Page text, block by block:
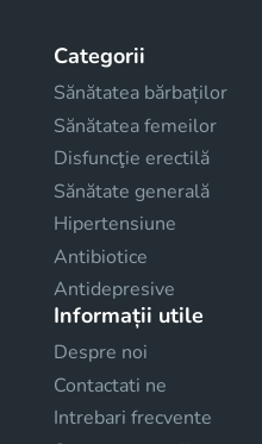
Categorii
Sănătatea bărbaților
Sănătatea femeilor
Disfuncţie erectilă
Sănătate generală
Hipertensiune
Antibiotice
Antidepresive
Informații utile
Despre noi
Contactati ne
Intrebari frecvente